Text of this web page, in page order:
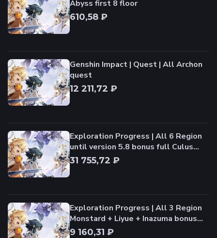
Abyss first 8 floor
610,58 ₽
Genshin Impact | Quest | All Archon
quest
12 211,72 ₽
Exploration Progress | All 6 Region
until version 5.8 bonus full Culus
100%
31 755,72 ₽
Exploration Progress | All 3 Region
Monstard + Liyue + Inazuma bonus
full Culus 100%
9 160,31 ₽